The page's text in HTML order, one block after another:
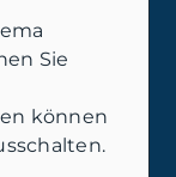
die du
Leer belastbar
Leer &
der
Sie
können